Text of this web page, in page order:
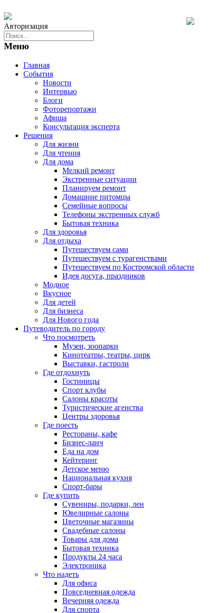
Авторизация
Меню
Главная
События
Новости
Интервью
Блоги
Фоторепортажи
Афиша
Консультация эксперта
Решения
Для жизни
Для чтения
Для дома
Мелкий ремонт
Экстренные ситуации
Планируем ремонт
Домашние питомцы
Семейные вопросы
Телефоны экстренных служб
Бытовая техника
Для здоровья
Для отдыха
Путешествуем сами
Путешествуем с турагенствами
Путешествуем по Костромской области
Идея досуга, праздников
Модное
Вкусное
Для детей
Для бизнеса
Для Нового года
Путеводитель по городу
Что посмотреть
Музеи, зоопарки
Кинотеатры, театры, цирк
Выставки, гастроли
Где отдохнуть
Гостиницы
Спорт клубы
Салоны красоты
Туристические агенства
Центры здоровья
Где поесть
Рестораны, кафе
Бизнес-ланч
Еда на дом
Кейтеринг
Детское меню
Национальная кухня
Спорт-бары
Где купить
Сувениры, подарки, лен
Ювелирные салоны
Цветочные магазины
Свадебные салоны
Товары для дома
Бытовая техника
Продукты 24 часа
Электроника
Что надеть
Для офиса
Повседневная одежда
Вечерняя одежда
Для спорта